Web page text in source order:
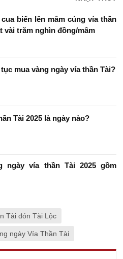
biển lên mâm cúng vía thần
vài trăm nghìn đồng/mâm
mua vàng ngày vía thần Tài?
Tài 2025 là ngày nào?
ngày vía thần Tài 2025 gồm
Tài đón Tài Lộc
ngày Vía Thần Tài